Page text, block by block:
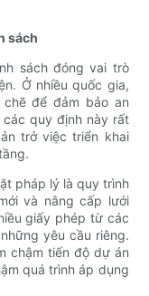
sách
sách đóng vai trò
Ở nhiều quốc gia,
để đảm bảo an
quy định này rất
trở việc triển khai
pháp lý là quy trình
và nâng cấp lưới
giấy phép từ các
yêu cầu riêng.
chậm tiến độ dự án
quá trình áp dụng